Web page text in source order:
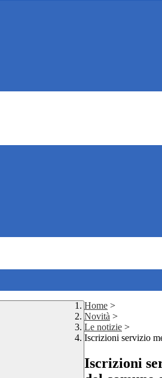
Home >
Novità >
Le notizie >
Iscrizioni servizio
Iscrizioni